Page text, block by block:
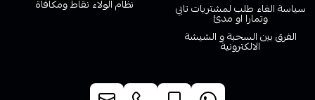
سياسة الغاء طلب لمشتريات تابي
وتمارا او مدئ
الفرق بين السحبة و الشيشة
الالكترونية
نظام الولاء نقاط ومكافاة